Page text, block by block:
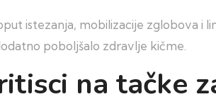
istezanja, mobilizacije zglobova i
poboljšalo zdravlje kičme.
na tačke